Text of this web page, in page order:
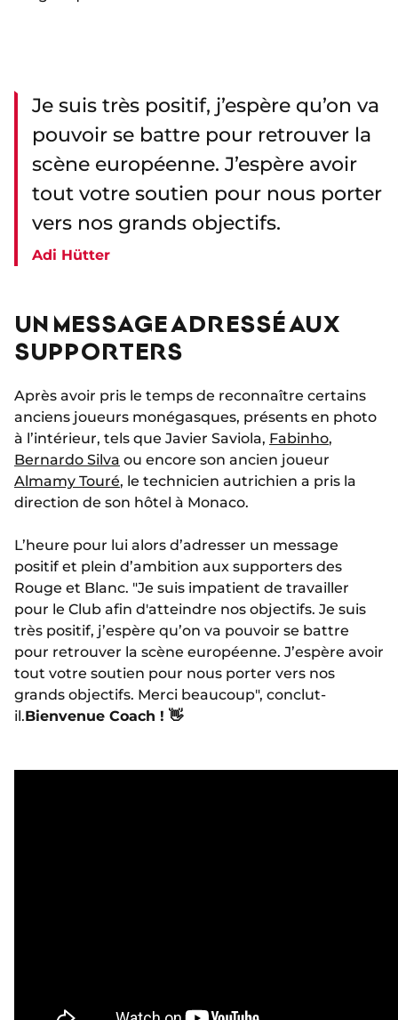
Je suis très positif, j’espère qu’on va
pouvoir se battre pour retrouver la
scène européenne. J’espère avoir
tout votre soutien pour nous porter
vers nos grands objectifs.
Adi Hütter
UN MESSAGE ADRESSÉ AUX
SUPPORTERS
Après avoir pris le temps de reconnaître certains
anciens joueurs monégasques, présents en photo
à l’intérieur, tels que Javier Saviola, Fabinho,
Bernardo Silva ou encore son ancien joueur
Almamy Touré, le technicien autrichien a pris la
direction de son hôtel à Monaco.
L’heure pour lui alors d’adresser un message
positif et plein d’ambition aux supporters des
Rouge et Blanc. "Je suis impatient de travailler
pour le Club afin d'atteindre nos objectifs. Je suis
très positif, j’espère qu’on va pouvoir se battre
pour retrouver la scène européenne. J’espère avoir
tout votre soutien pour nous porter vers nos
grands objectifs. Merci beaucoup", conclut-
il.Bienvenue Coach ! 👋